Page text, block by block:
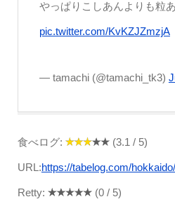
やっぱりこしあんよりも粒
pic.twitter.com/KvKZJZmzjA
— tamachi (@tamachi_tk3)
食べログ: (3.1 / 5)
URL:https://tabelog.com/
Retty: (0 / 5)